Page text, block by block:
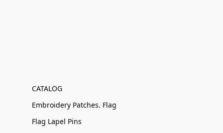
CATALOG
Embroidery Patches. Flag
Flag Lapel Pins